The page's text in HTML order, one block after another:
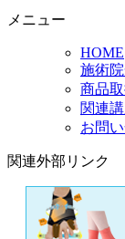
メニュー
HOME
施術
商品
関連
お問
関連外部リンク